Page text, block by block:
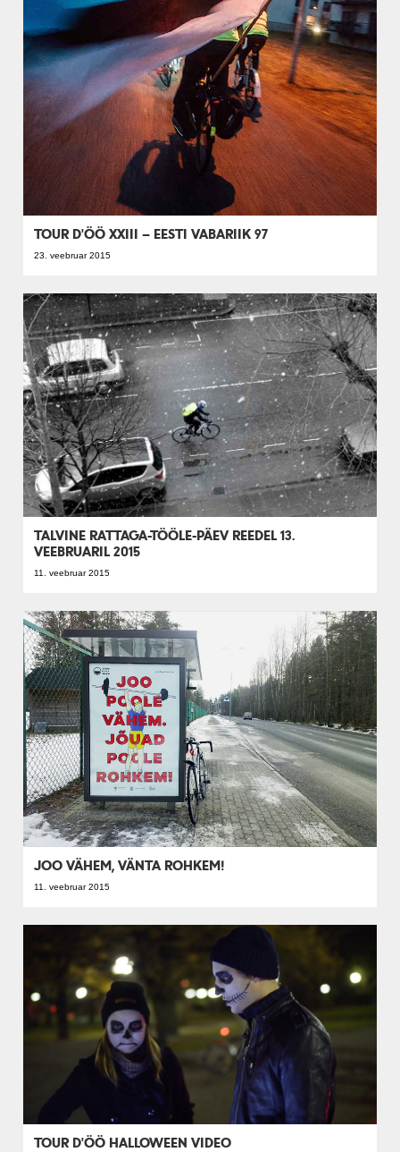
TOUR D'ÖÖ XXIII – EESTI VABARIIK 97
23. veebruar 2015
TALVINE RATTAGA-TÖÖLE-PÄEV REEDEL 13.
VEEBRUARIL 2015
11. veebruar 2015
JOO VÄHEM, VÄNTA ROHKEM!
11. veebruar 2015
TOUR D'ÖÖ HALLOWEEN VIDEO